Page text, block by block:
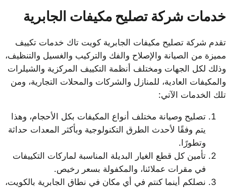
خدمات شركة تصليح مكيفات الجابرية
تقدم شركة تصليح مكيفات الجابرية كويت تاك خدمات تكييف
مميزة من الصيانة والإصلاح والفك والتركيب والغسيل والتنظيف،
وذلك لكل الجهات ومختلف أنظمة التكييف المركزية والشيلرات
والمكيفات العادية، للمنازل والشركات والمحلات التجارية، ومن
تلك الخدمات الآتي:
تصليح وصيانة مختلف أنواع المكيفات بكل الأحجام، وهذا
يتم وفقًا لأحدث الطرق التكنولوجية وبأكثر المعدات حداثة
وتطورًا.
تأمين كل قطع الغيار البديلة المناسبة لماركات التكييفات
في مقرات عملائنا، والمكفولة بسعر رخيص.
نصلكم أينما كنتم في أي مكان في نطاق الجابرية بالكويت،